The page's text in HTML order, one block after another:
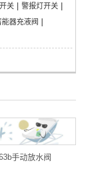
关| 警报灯开关|
能器充液阀 |
手动放水阀